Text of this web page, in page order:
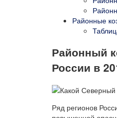
Районные
Районный
России в
Ряд регионов